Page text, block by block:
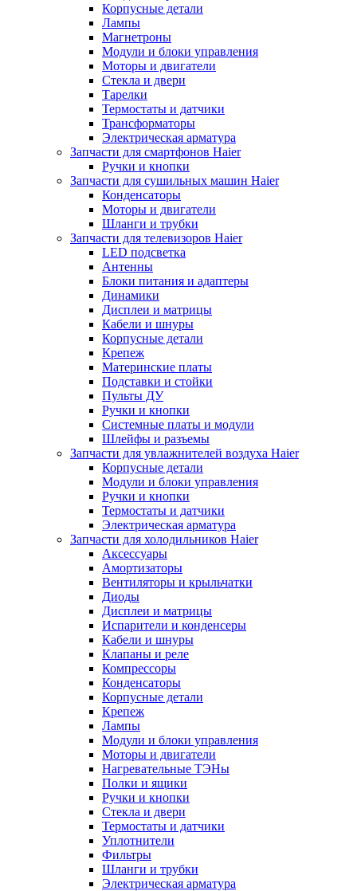
Корпусные детали
Лампы
Магнетроны
Модули и блоки управления
Моторы и двигатели
Стекла и двери
Тарелки
Термостаты и датчики
Трансформаторы
Электрическая арматура
Запчасти для смартфонов Haier
Ручки и кнопки
Запчасти для сушильных машин Haier
Конденсаторы
Моторы и двигатели
Шланги и трубки
Запчасти для телевизоров Haier
LED подсветка
Антенны
Блоки питания и адаптеры
Динамики
Дисплеи и матрицы
Кабели и шнуры
Корпусные детали
Крепеж
Материнские платы
Подставки и стойки
Пульты ДУ
Ручки и кнопки
Системные платы и модули
Шлейфы и разъемы
Запчасти для увлажнителей воздуха Haier
Корпусные детали
Модули и блоки управления
Ручки и кнопки
Термостаты и датчики
Электрическая арматура
Запчасти для холодильников Haier
Аксессуары
Амортизаторы
Вентиляторы и крыльчатки
Диоды
Дисплеи и матрицы
Испарители и конденсеры
Кабели и шнуры
Клапаны и реле
Компрессоры
Конденсаторы
Корпусные детали
Крепеж
Лампы
Модули и блоки управления
Моторы и двигатели
Нагревательные ТЭНы
Полки и ящики
Ручки и кнопки
Стекла и двери
Термостаты и датчики
Уплотнители
Фильтры
Шланги и трубки
Электрическая арматура